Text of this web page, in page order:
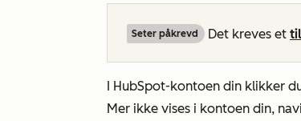
Seter påkrevd Det kreves et
I HubSpot-kontoen din klikker
Mer ikke vises i kontoen din,